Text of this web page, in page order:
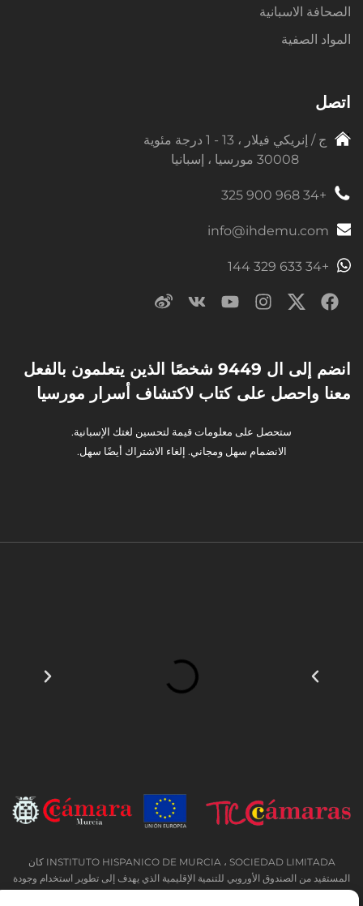
الصحافة الاسبانية
المواد الصفية
اتصل
ج / إنريكي فيلار ، 13 - 1 درجة مئوية
30008 مورسيا ، إسبانيا
+34 968 900 325
info@ihdemu.com
+34 633 329 144
انضم إلى ال 9449 شخصًا الذين يتعلمون بالفعل
معنا واحصل على كتاب لاكتشاف أسرار مورسيا
ستحصل على معلومات قيمة لتحسين لغتك الإسبانية.
الانضمام سهل ومجاني. إلغاء الاشتراك أيضًا سهل.
INSTITUTO HISPANICO DE MURCIA ، SOCIEDAD LIMITADA كان
المستفيد من الصندوق الأوروبي للتنمية الإقليمية الذي يهدف إلى تطوير استخدام وجودة